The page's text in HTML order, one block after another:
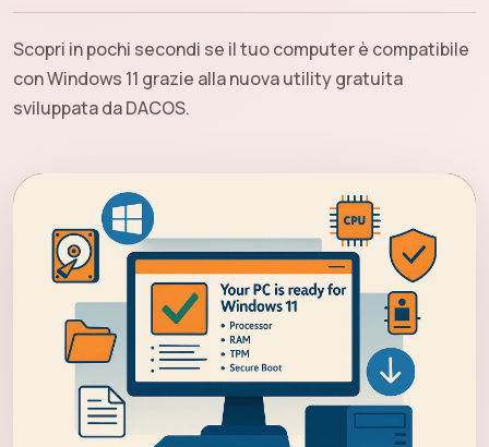
Scopri in pochi secondi se il tuo computer è compatibile
con Windows 11 grazie alla nuova utility gratuita
sviluppata da DACOS.